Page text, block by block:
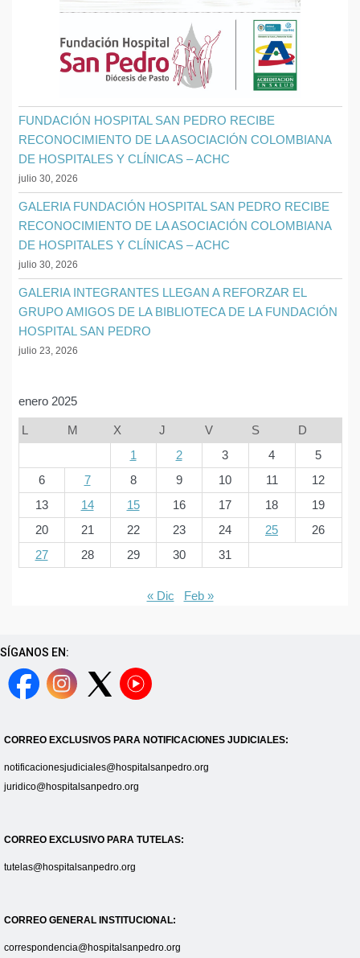
FUNDACIÓN HOSPITAL SAN PEDRO RECIBE
RECONOCIMIENTO DE LA ASOCIACIÓN COLOMBIANA
DE HOSPITALES Y CLÍNICAS – ACHC
julio 30, 2026
GALERIA FUNDACIÓN HOSPITAL SAN PEDRO RECIBE
RECONOCIMIENTO DE LA ASOCIACIÓN COLOMBIANA
DE HOSPITALES Y CLÍNICAS – ACHC
julio 30, 2026
GALERIA INTEGRANTES LLEGAN A REFORZAR EL
GRUPO AMIGOS DE LA BIBLIOTECA DE LA FUNDACIÓN
HOSPITAL SAN PEDRO
julio 23, 2026
enero 2025
L M X J V S
D
1
2 3 4
5
6
7 8 9 10 11
12
13
14 15 16 17 18
19
20
21 22 23 24 25
26
27
28 29 30 31
« Dic Feb »
SÍGANOS EN:
CORREO EXCLUSIVOS PARA NOTIFICACIONES JUDICIALES:
notificacionesjudiciales@hospitalsanpedro.org
juridico@hospitalsanpedro.org
CORREO EXCLUSIVO PARA TUTELAS:
tutelas@hospitalsanpedro.org
CORREO GENERAL INSTITUCIONAL:
correspondencia@hospitalsanpedro.org